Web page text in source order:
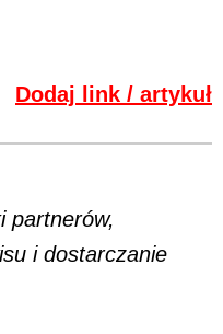
Dodaj link / artykuł
partnerów,
i dostarczanie